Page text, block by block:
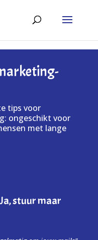
tips voor
ongeschikt voor
met lange